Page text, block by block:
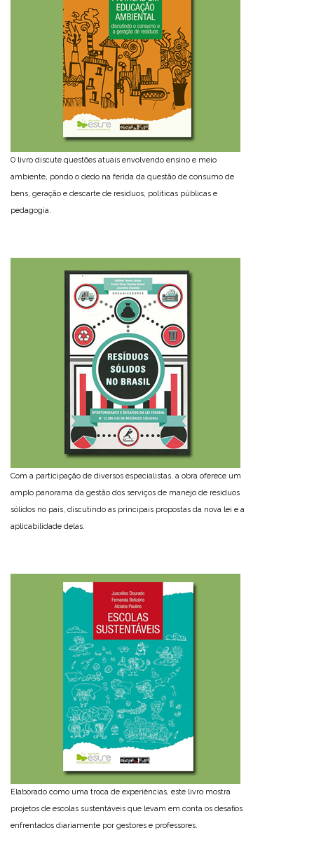
O livro discute questões atuais envolvendo ensino e meio
ambiente, pondo o dedo na ferida da questão de consumo de
bens, geração e descarte de resíduos, políticas públicas e
pedagogia.
Com a participação de diversos especialistas, a obra oferece um
amplo panorama da gestão dos serviços de manejo de resíduos
sólidos no país, discutindo as principais propostas da nova lei e a
aplicabilidade delas.
Elaborado como uma troca de experiências, este livro mostra
projetos de escolas sustentáveis que levam em conta os desafios
enfrentados diariamente por gestores e professores.